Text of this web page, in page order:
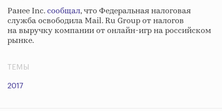
Ранее Inc.сообщал, что Федеральная налоговая
служба освободила Mail. Ru Group от налогов
на выручку компании от онлайн-игр на российском
рынке.
ТЕМЫ
2017